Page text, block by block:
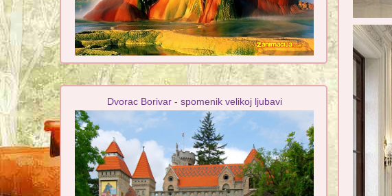
Dvorac Borivar - spomenik velikoj ljubavi